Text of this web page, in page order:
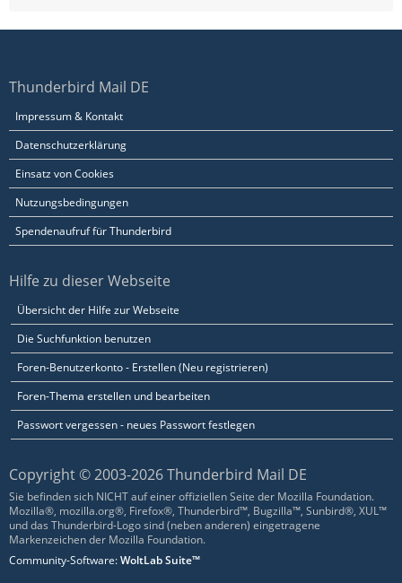
Thunderbird Mail DE
Impressum & Kontakt
Datenschutzerklärung
Einsatz von Cookies
Nutzungsbedingungen
Spendenaufruf für Thunderbird
Hilfe zu dieser Webseite
Übersicht der Hilfe zur Webseite
Die Suchfunktion benutzen
Foren-Benutzerkonto - Erstellen (Neu registrieren)
Foren-Thema erstellen und bearbeiten
Passwort vergessen - neues Passwort festlegen
Copyright © 2003-2026 Thunderbird Mail DE
Sie befinden sich NICHT auf einer offiziellen Seite der Mozilla Foundation.
Mozilla®, mozilla.org®, Firefox®, Thunderbird™, Bugzilla™, Sunbird®, XUL™
und das Thunderbird-Logo sind (neben anderen) eingetragene
Markenzeichen der Mozilla Foundation.
Community-Software:WoltLab Suite™